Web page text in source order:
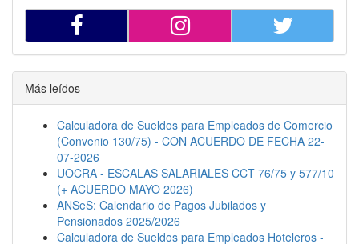
Más leídos
Calculadora de Sueldos para Empleados de Comercio
(Convenio 130/75) - CON ACUERDO DE FECHA 22-
07-2026
UOCRA - ESCALAS SALARIALES CCT 76/75 y 577/10
(+ ACUERDO MAYO 2026)
ANSeS: Calendario de Pagos Jubilados y
Pensionados 2025/2026
Calculadora de Sueldos para Empleados Hoteleros -